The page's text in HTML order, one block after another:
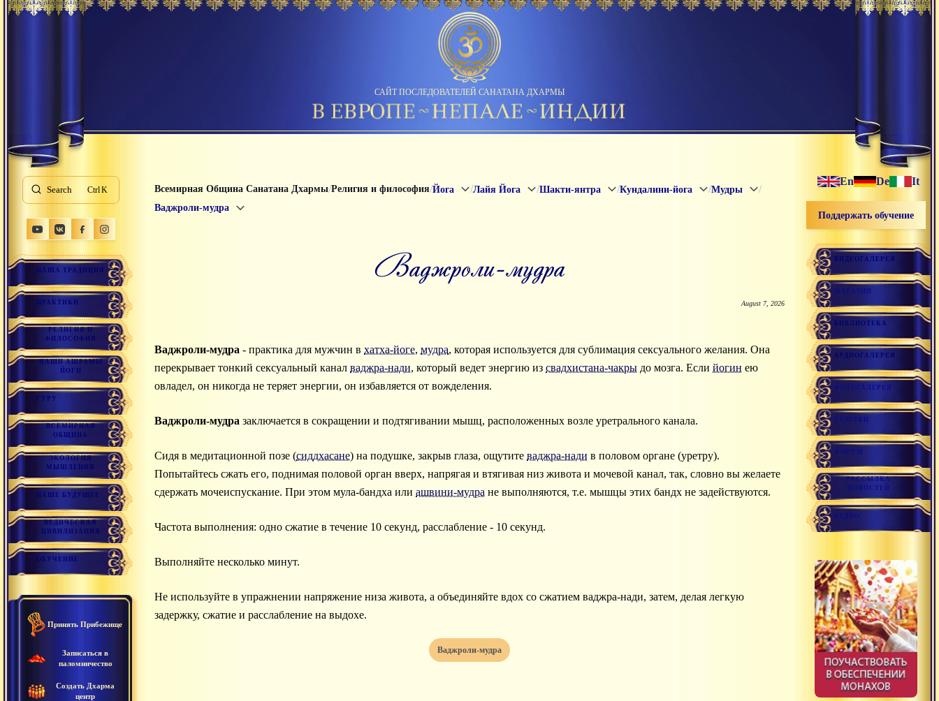
САЙТ ПОСЛЕДОВАТЕЛЕЙ САНАТАНА ДХАРМЫ
Search K
НАША ТРАДИЦИЯ
ПРАКТИКИ
РЕЛИГИЯ И
ФИЛОСОФИЯ
НАШИ АШРАМЫ
ЙОГИ
ГУРУ
ВСЕМИРНАЯ
ОБЩИНА
ЭКОЛОГИЯ
МЫШЛЕНИЯ
НАШЕ БУДУЩЕЕ
ВЕДИЧЕСКАЯ
ЦИВИЛИЗАЦИЯ
ОБУЧЕНИЕ
Принять Прибежище
Записаться в
паломничество
Создать Дхарма
центр
Всемирная Община Санатана Дхармы/Религия и философия/Йога /Лайя Йога /Шакти-янтра /Кундалини-йога /Мудры /
Ваджроли-мудра
ваджроли-мудра
August 7, 2026
Ваджроли-мудра - практика для мужчин в хатха-йоге, мудра, которая используется для сублимация сексуального желания. Она
перекрывает тонкий сексуальный канал ваджра-нади, который ведет энергию из свадхистана-чакры до мозга. Если йогин ею
овладел, он никогда не теряет энергии, он избавляется от вожделения.
Ваджроли-мудра заключается в сокращении и подтягивании мышц, расположенных возле уретрального канала.
Сидя в медитационной позе (сиддхасане) на подушке, закрыв глаза, ощутите ваджра-нади в половом органе (уретру).
Попытайтесь сжать его, поднимая половой орган вверх, напрягая и втягивая низ живота и мочевой канал, так, словно вы желаете
сдержать мочеиспускание. При этом мула-бандха или ашвини-мудра не выполняются, т.е. мышцы этих бандх не задействуются.
Частота выполнения: одно сжатие в течение 10 секунд, расслабление - 10 секунд.
Выполняйте несколько минут.
Не используйте в упражнении напряжение низа живота, а объединяйте вдох со сжатием ваджра-нади, затем, делая легкую
задержку, сжатие и расслабление на выдохе.
Ваджроли-мудра
En De It
Поддержать обучение
ВИДЕОГАЛЕРЕЯ
МАГАЗИН
БИБЛИОТЕКА
АУДИОГАЛЕРЕЯ
ФОТОГАЛЕРЕЯ
ССЫЛКИ
ФОРУМ
РАССЫЛКА
НОВОСТЕЙ
РАДИО